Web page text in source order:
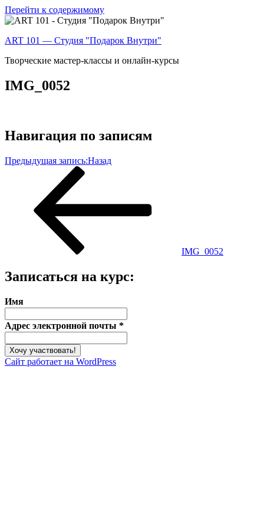
Перейти к содержимому
ART 101 — Студия "Подарок Внутри"
Творческие мастер-классы и онлайн-курсы
IMG_0052
Навигация по записям
Предыдущая запись:Назад
IMG_0052
Записаться на курс:
Имя
Адрес электронной почты *
Сайт работает на WordPress